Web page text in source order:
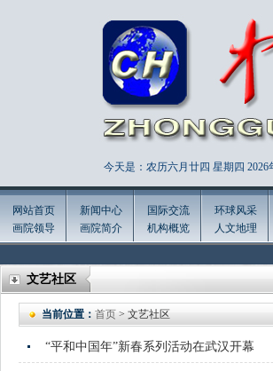
今天是：农历六月廿四 星期四 2026
网站首页
画院领导
新闻中心
画院简介
国际交流
机构概览
环球风采
人文地理
文艺社区
当前位置： 首页 > 文艺社区
“平和中国年”新春系列活动在武汉开幕